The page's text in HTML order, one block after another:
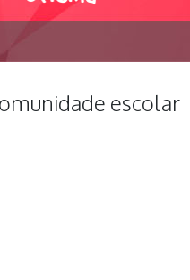
escolar